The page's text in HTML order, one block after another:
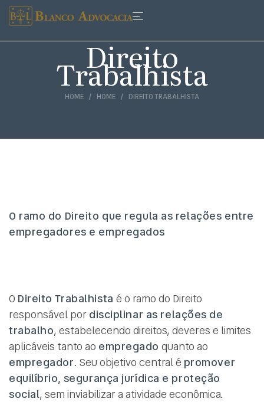
HOME HOME DIREITO TRABALHISTA
Direito
Trabalhista
O ramo do Direito que regula as relações entre
empregadores e empregados
O Direito Trabalhista é o ramo do Direito
responsável pordisciplinar as relações de
trabalho, estabelecendo direitos, deveres e limites
aplicáveis tanto ao empregado quanto ao
empregador. Seu objetivo central é promover
equilíbrio, segurança jurídica e proteção
social, sem inviabilizar a atividade econômica.